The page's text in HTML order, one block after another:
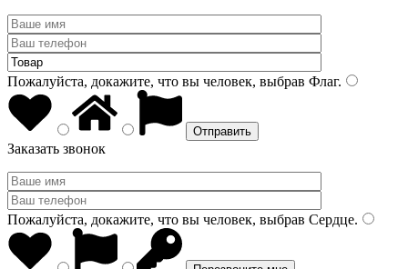
Пожалуйста, докажите, что вы человек, выбрав Флаг.
Заказать звонок
Пожалуйста, докажите, что вы человек, выбрав Сердце.